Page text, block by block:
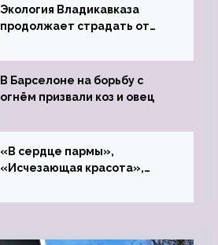
Экология Владикавказа
продолжает страдать от
В Барселоне на борьбу с
огнём призвали коз и овец
«В сердце пармы»,
«Исчезающая красота»,